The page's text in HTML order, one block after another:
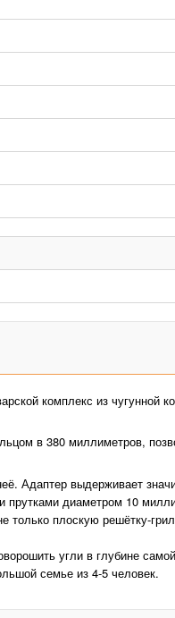
комплекс из
в 380 миллиметров,
Адаптер выдерживает
диаметром 10
только плоскую решётку-
угли в глубине
семье из 4-5 человек.